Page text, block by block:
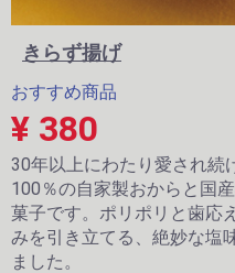
きらず揚げ
おすすめ商品
¥ 380
30年以上にわたり愛され続
100％の自家製おからと国
菓子です。ポリポリと歯応
みを引き立てる、絶妙な塩
ました。